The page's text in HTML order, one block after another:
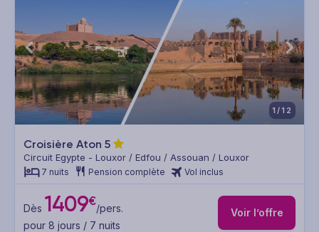
1/12
Croisière Aton 5
Circuit Egypte - Louxor / Edfou / Assouan / Louxor
7 nuits Pension complète Vol inclus
Dès 1409€/pers.
pour 8 jours / 7 nuits
Voir l’offre